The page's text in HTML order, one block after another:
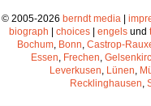
© 2005-2026 berndt media |
biograph | choices | engels und
Bochum Bonn Castrop-
Essen Frechen
Leverkusen Lünen
Recklinghausen